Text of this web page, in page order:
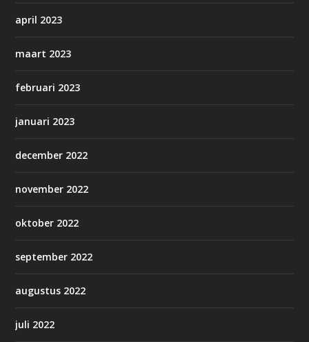
april 2023
maart 2023
februari 2023
januari 2023
december 2022
november 2022
oktober 2022
september 2022
augustus 2022
juli 2022